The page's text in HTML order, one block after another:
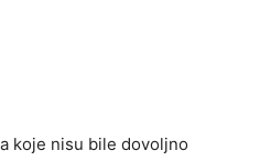
koje nisu bile dovoljno